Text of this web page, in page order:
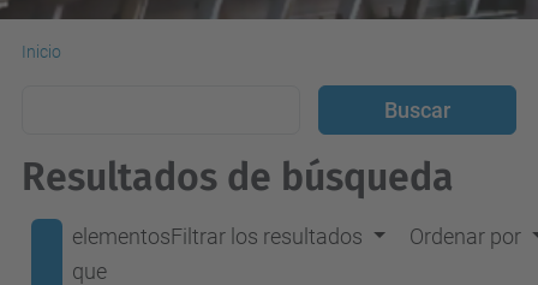
Inicio
Resultados de búsqueda
elementos
que
Filtrar los resultados Ordenar por